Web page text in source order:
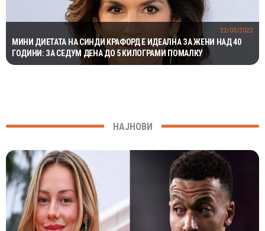
МИНИ ДИЕТАТА НА СИНДИ КРАФОРД Е ИДЕАЛНА ЗА ЖЕНИ НАД 40
ГОДИНИ: ЗА СЕДУМ ДЕНА ДО 5 КИЛОГРАМИ ПОМАЛКУ
22/03/2022
НАЈНОВИ